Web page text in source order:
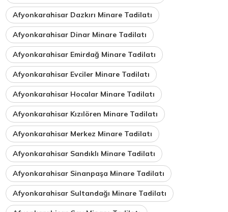
Afyonkarahisar Dazkırı Minare Tadilatı
Afyonkarahisar Dinar Minare Tadilatı
Afyonkarahisar Emirdağ Minare Tadilatı
Afyonkarahisar Evciler Minare Tadilatı
Afyonkarahisar Hocalar Minare Tadilatı
Afyonkarahisar Kızılören Minare Tadilatı
Afyonkarahisar Merkez Minare Tadilatı
Afyonkarahisar Sandıklı Minare Tadilatı
Afyonkarahisar Sinanpaşa Minare Tadilatı
Afyonkarahisar Sultandağı Minare Tadilatı